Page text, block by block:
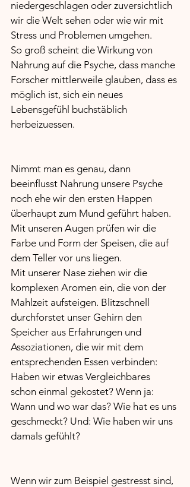
niedergeschlagen oder zuversichtlich
wir die Welt sehen oder wie wir mit
Stress und Problemen umgehen.
So groß scheint die Wirkung von
Nahrung auf die Psyche, dass manche
Forscher mittlerweile glauben, dass es
möglich ist, sich ein neues
Lebensgefühl buchstäblich
herbeizuessen.
Nimmt man es genau, dann
beeinflusst Nahrung unsere Psyche
noch ehe wir den ersten Happen
überhaupt zum Mund geführt haben.
Mit unseren Augen prüfen wir die
Farbe und Form der Speisen, die auf
dem Teller vor uns liegen.
Mit unserer Nase ziehen wir die
komplexen Aromen ein, die von der
Mahlzeit aufsteigen. Blitzschnell
durchforstet unser Gehirn den
Speicher aus Erfahrungen und
Assoziationen, die wir mit dem
entsprechenden Essen verbinden:
Haben wir etwas Vergleichbares
schon einmal gekostet? Wenn ja:
Wann und wo war das? Wie hat es uns
geschmeckt? Und: Wie haben wir uns
damals gefühlt?
Wenn wir zum Beispiel gestresst sind,